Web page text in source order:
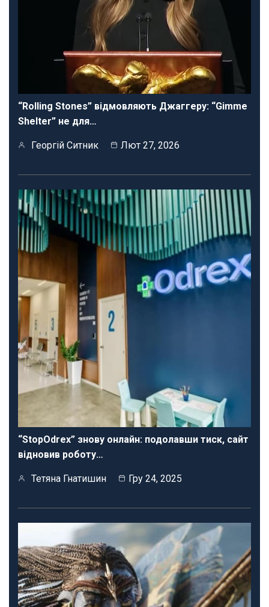
“Rolling Stones” відмовляють Джаггеру: “Gimme
Shelter” не для…
Георгій Ситник Лют 27, 2026
“StopOdrex” знову онлайн: подолавши тиск, сайт
відновив роботу…
Тетяна Гнатишин Гру 24, 2025